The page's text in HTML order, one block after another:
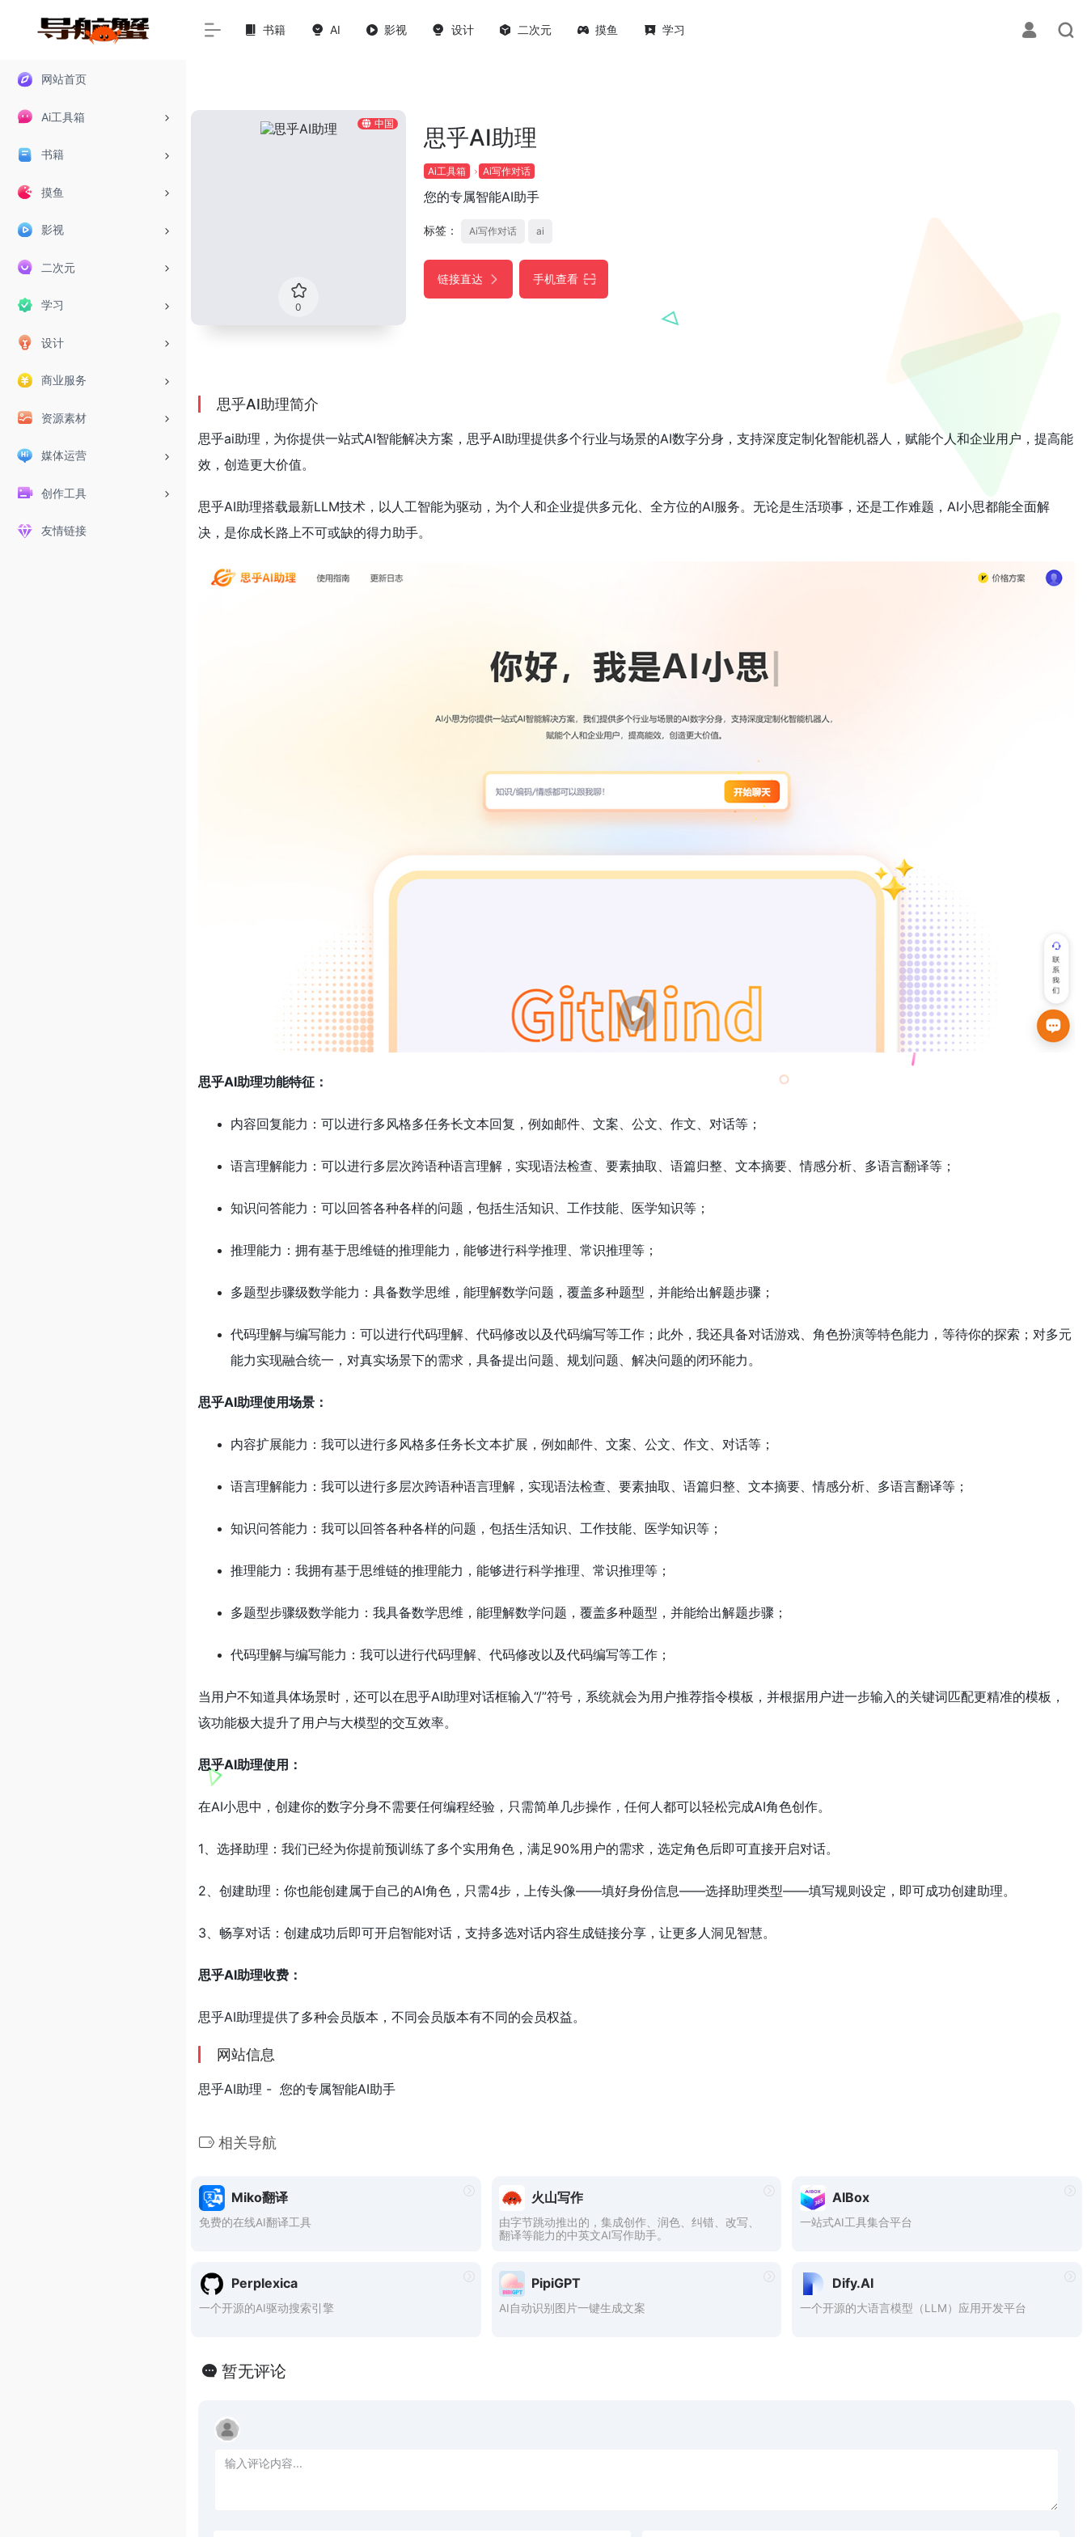
网站首页
Ai工具箱
书籍
摸鱼
影视
二次元
学习
设计
商业服务
资源素材
媒体运营
创作工具
友情链接
书籍 AI 影视 设计 二次元 摸鱼 学习
中国
0
思乎AI助理
Ai工具箱 Ai写作对话
您的专属智能AI助手
标签： Ai写作对话 ai
链接直达 手机查看
思乎AI助理简介
思乎ai助理，为你提供一站式AI智能解决方案，思乎AI助理提供多个行业与场景的AI数字分身，支持深度定制化智能机器人，赋能个人和企业用户，提高能
效，创造更大价值。
思乎AI助理搭载最新LLM技术，以人工智能为驱动，为个人和企业提供多元化、全方位的AI服务。无论是生活琐事，还是工作难题，AI小思都能全面解
决，是你成长路上不可或缺的得力助手。
思乎AI助理功能特征：
内容回复能力：可以进行多风格多任务长文本回复，例如邮件、文案、公文、作文、对话等；
语言理解能力：可以进行多层次跨语种语言理解，实现语法检查、要素抽取、语篇归整、文本摘要、情感分析、多语言翻译等；
知识问答能力：可以回答各种各样的问题，包括生活知识、工作技能、医学知识等；
推理能力：拥有基于思维链的推理能力，能够进行科学推理、常识推理等；
多题型步骤级数学能力：具备数学思维，能理解数学问题，覆盖多种题型，并能给出解题步骤；
代码理解与编写能力：可以进行代码理解、代码修改以及代码编写等工作；此外，我还具备对话游戏、角色扮演等特色能力，等待你的探索；对多元
能力实现融合统一，对真实场景下的需求，具备提出问题、规划问题、解决问题的闭环能力。
思乎AI助理使用场景：
内容扩展能力：我可以进行多风格多任务长文本扩展，例如邮件、文案、公文、作文、对话等；
语言理解能力：我可以进行多层次跨语种语言理解，实现语法检查、要素抽取、语篇归整、文本摘要、情感分析、多语言翻译等；
知识问答能力：我可以回答各种各样的问题，包括生活知识、工作技能、医学知识等；
推理能力：我拥有基于思维链的推理能力，能够进行科学推理、常识推理等；
多题型步骤级数学能力：我具备数学思维，能理解数学问题，覆盖多种题型，并能给出解题步骤；
代码理解与编写能力：我可以进行代码理解、代码修改以及代码编写等工作；
当用户不知道具体场景时，还可以在思乎AI助理对话框输入“/”符号，系统就会为用户推荐指令模板，并根据用户进一步输入的关键词匹配更精准的模板，
该功能极大提升了用户与大模型的交互效率。
思乎AI助理使用：
在AI小思中，创建你的数字分身不需要任何编程经验，只需简单几步操作，任何人都可以轻松完成AI角色创作。
1、选择助理：我们已经为你提前预训练了多个实用角色，满足90%用户的需求，选定角色后即可直接开启对话。
2、创建助理：你也能创建属于自己的AI角色，只需4步，上传头像——填好身份信息——选择助理类型——填写规则设定，即可成功创建助理。
3、畅享对话：创建成功后即可开启智能对话，支持多选对话内容生成链接分享，让更多人洞见智慧。
思乎AI助理收费：
思乎AI助理提供了多种会员版本，不同会员版本有不同的会员权益。
网站信息
思乎AI助理 - 您的专属智能AI助手
相关导航
Miko翻译
免费的在线AI翻译工具
火山写作
由字节跳动推出的，集成创作、润色、纠错、改写、
翻译等能力的中英文AI写作助手。
AIBox
一站式AI工具集合平台
Perplexica
一个开源的AI驱动搜索引擎
PipiGPT
AI自动识别图片一键生成文案
Dify.AI
一个开源的大语言模型（LLM）应用开发平台
暂无评论